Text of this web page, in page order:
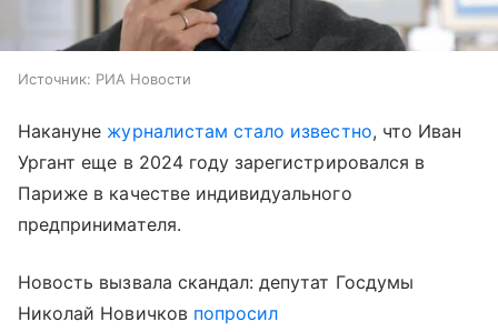
Источник: РИА Новости
Накануне журналистам стало известно, что Иван
Ургант еще в 2024 году зарегистрировался в
Париже в качестве индивидуального
предпринимателя.
Новость вызвала скандал: депутат Госдумы
Николай Новичков попросил